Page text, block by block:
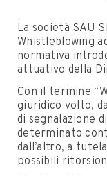
La società SAU
Whistleblowing
normativa
attuativo della
Con il termine
giuridico volto,
di segnalazione
determinato
dall’altro, a
possibili